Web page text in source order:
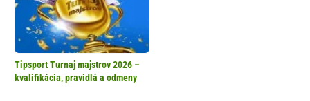
Tipsport Turnaj majstrov 2026 –
kvalifikácia, pravidlá a odmeny